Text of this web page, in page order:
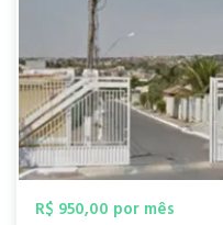
R$ 950,00 por mês